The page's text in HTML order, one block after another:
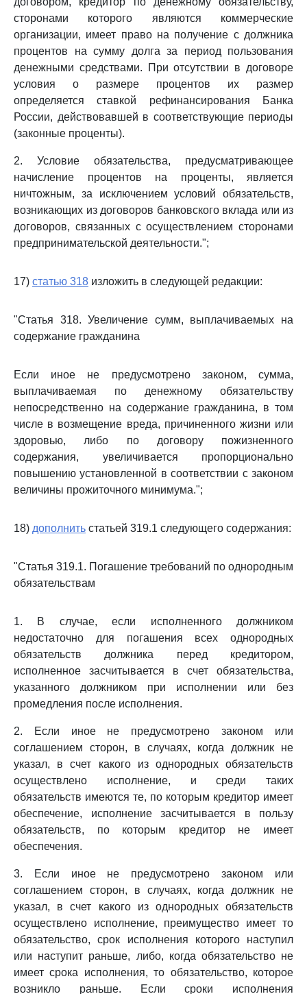
сторонами которого являются коммерческие
организации, имеет право на получение с должника
процентов на сумму долга за период пользования
денежными средствами. При отсутствии в договоре
условия о размере процентов их размер
определяется ставкой рефинансирования Банка
России, действовавшей в соответствующие периоды
(законные проценты).
2. Условие обязательства, предусматривающее
начисление процентов на проценты, является
ничтожным, за исключением условий обязательств,
возникающих из договоров банковского вклада или из
договоров, связанных с осуществлением сторонами
предпринимательской деятельности.";
17) статью 318 изложить в следующей редакции:
"Статья 318. Увеличение сумм, выплачиваемых на
содержание гражданина
Если иное не предусмотрено законом, сумма,
выплачиваемая по денежному обязательству
непосредственно на содержание гражданина, в том
числе в возмещение вреда, причиненного жизни или
здоровью, либо по договору пожизненного
содержания, увеличивается пропорционально
повышению установленной в соответствии с законом
величины прожиточного минимума.";
18) дополнить статьей 319.1 следующего содержания:
"Статья 319.1. Погашение требований по однородным
обязательствам
1. В случае, если исполненного должником
недостаточно для погашения всех однородных
обязательств должника перед кредитором,
исполненное засчитывается в счет обязательства,
указанного должником при исполнении или без
промедления после исполнения.
2. Если иное не предусмотрено законом или
соглашением сторон, в случаях, когда должник не
указал, в счет какого из однородных обязательств
осуществлено исполнение, и среди таких
обязательств имеются те, по которым кредитор имеет
обеспечение, исполнение засчитывается в пользу
обязательств, по которым кредитор не имеет
обеспечения.
3. Если иное не предусмотрено законом или
соглашением сторон, в случаях, когда должник не
указал, в счет какого из однородных обязательств
осуществлено исполнение, преимущество имеет то
обязательство, срок исполнения которого наступил
или наступит раньше, либо, когда обязательство не
имеет срока исполнения, то обязательство, которое
возникло раньше. Если сроки исполнения